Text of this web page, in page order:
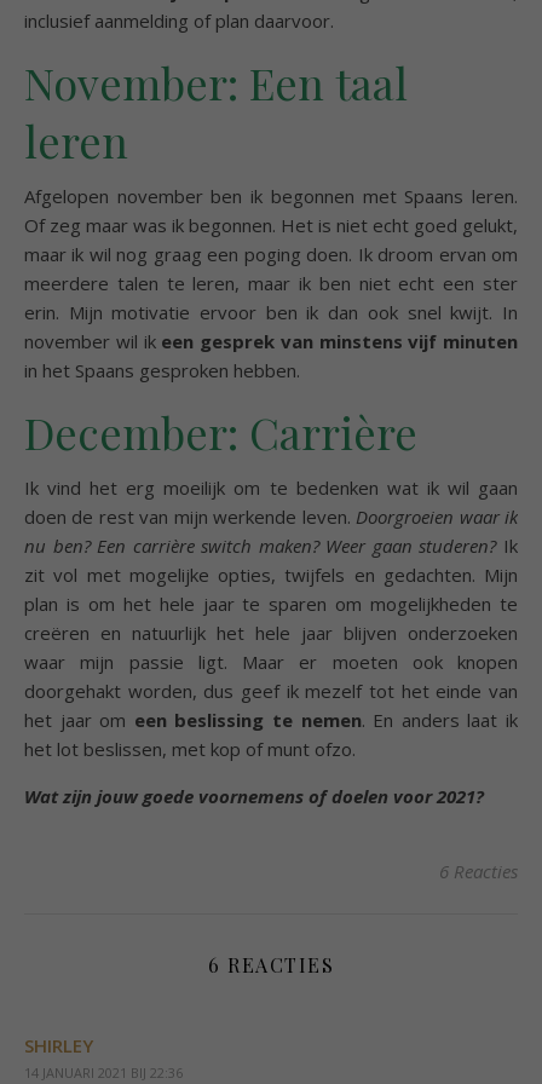
inclusief aanmelding of plan daarvoor.
November: Een taal
leren
Afgelopen november ben ik begonnen met Spaans leren.
Of zeg maar was ik begonnen. Het is niet echt goed gelukt,
maar ik wil nog graag een poging doen. Ik droom ervan om
meerdere talen te leren, maar ik ben niet echt een ster
erin. Mijn motivatie ervoor ben ik dan ook snel kwijt. In
november wil ik een gesprek van minstens vijf minuten
in het Spaans gesproken hebben.
December: Carrière
Ik vind het erg moeilijk om te bedenken wat ik wil gaan
doen de rest van mijn werkende leven. Doorgroeien waar ik
nu ben? Een carrière switch maken? Weer gaan studeren?Ik
zit vol met mogelijke opties, twijfels en gedachten. Mijn
plan is om het hele jaar te sparen om mogelijkheden te
creëren en natuurlijk het hele jaar blijven onderzoeken
waar mijn passie ligt. Maar er moeten ook knopen
doorgehakt worden, dus geef ik mezelf tot het einde van
het jaar om een beslissing te nemen. En anders laat ik
het lot beslissen, met kop of munt ofzo.
Wat zijn jouw goede voornemens of doelen voor 2021?
6 Reacties
6 REACTIES
SHIRLEY
14 JANUARI 2021 BIJ 22:36